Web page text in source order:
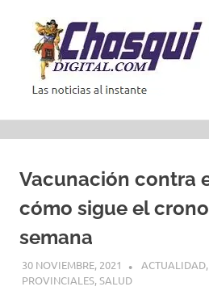
contenido
Vacunación contra
cómo sigue el
semana
30 NOVIEMBRE, 2021 ACTUALIDAD,
PROVINCIALES,SALUD